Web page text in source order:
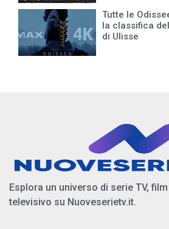
Tutte le
la classifica
di Ulisse
Esplora un universo di serie TV,
televisivo su Nuoveserietv.it.